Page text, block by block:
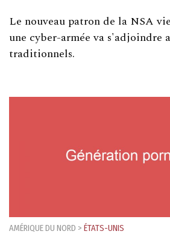
Le nouveau patron de la NSA
une cyber-armée va s'adjoindre
traditionnels.
AMÉRIQUE DU NORD > ÉTATS-UNIS